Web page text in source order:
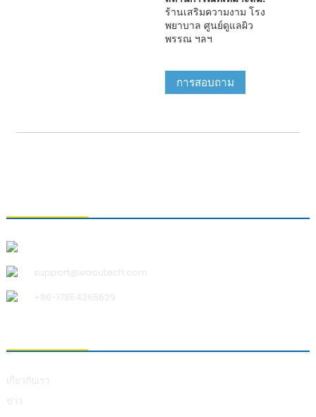
ร้านเสริมความงาม โรง
พยาบาล ศูนย์ดูแลผิว
พรรณ ฯลฯ
การสอบถาม
support@xiaoutech.com
+86-17854265629
เกี่ยวกับเรา
ข่าว